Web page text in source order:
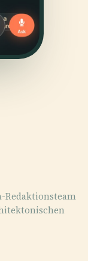
Redaktionsteam